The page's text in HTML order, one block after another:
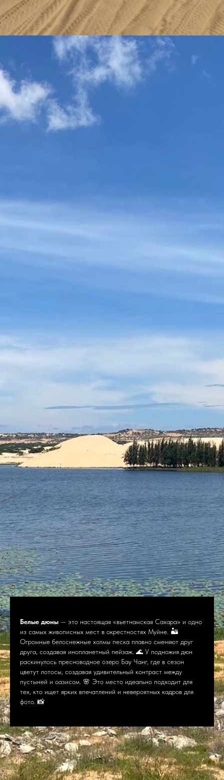
Белые дюны — это настоящая «вьетнамская Сахара» и одно
из самых живописных мест в окрестностях Муйне. 🏜
Огромные белоснежные холмы песка плавно сменяют друг
друга, создавая инопланетный пейзаж. 🌊 У подножия дюн
раскинулось пресноводное озеро Бау Чанг, где в сезон
цветут лотосы, создавая удивительный контраст между
пустыней и оазисом. 🌸 Это место идеально подходит для
тех, кто ищет ярких впечатлений и невероятных кадров для
фото. 📸